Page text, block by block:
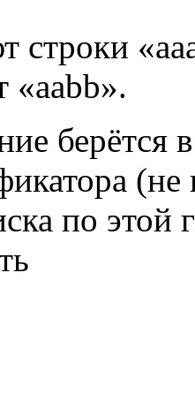
строки
«aabb».
берётся
(не
по этой